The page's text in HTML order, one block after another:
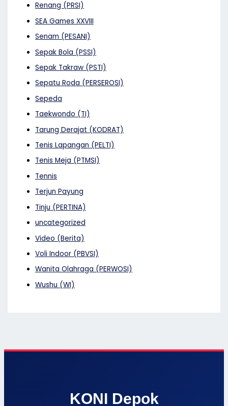
Renang (PRSI)
SEA Games XXVIII
Senam (PESANI)
Sepak Bola (PSSI)
Sepak Takraw (PSTI)
Sepatu Roda (PERSEROSI)
Sepeda
Taekwondo (TI)
Tarung Derajat (KODRAT)
Tenis Lapangan (PELTI)
Tenis Meja (PTMSI)
Tennis
Terjun Payung
Tinju (PERTINA)
uncategorized
Video (Berita)
Voli Indoor (PBVSI)
Wanita Olahraga (PERWOSI)
Wushu (WI)
KONI Depok